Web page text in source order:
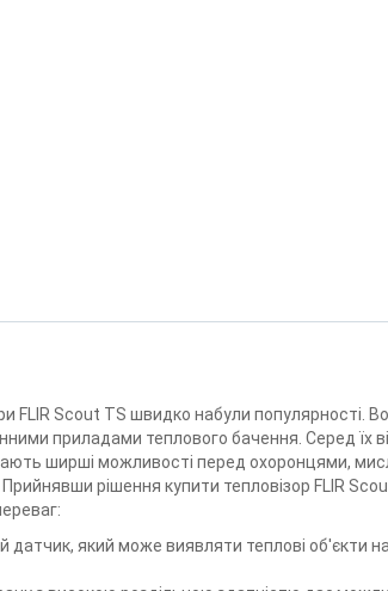
FLIR Scout TS швидко набули популярності.
приладами теплового бачення. Серед їх
ширші можливості перед охоронцями,
рішення купити тепловізор FLIR
який може виявляти теплові об'єкти